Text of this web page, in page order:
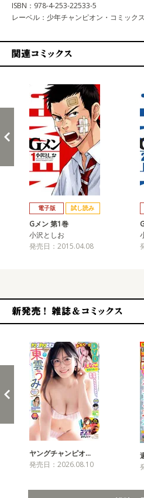
ISBN：978-4-253-22533-5
レーベル：少年チャンピオン・コミック
電子版 試し読み
Gメン 第1巻
小沢としお
発売日：2015.04.08
ヤングチャンピオ…
発売日：2026.08.10